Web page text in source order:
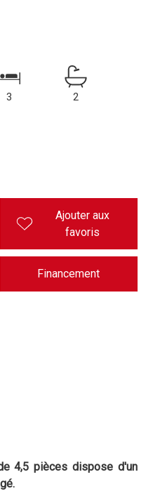
3 2
Ajouter aux
favoris
Financement
4,5 pièces dispose d'un